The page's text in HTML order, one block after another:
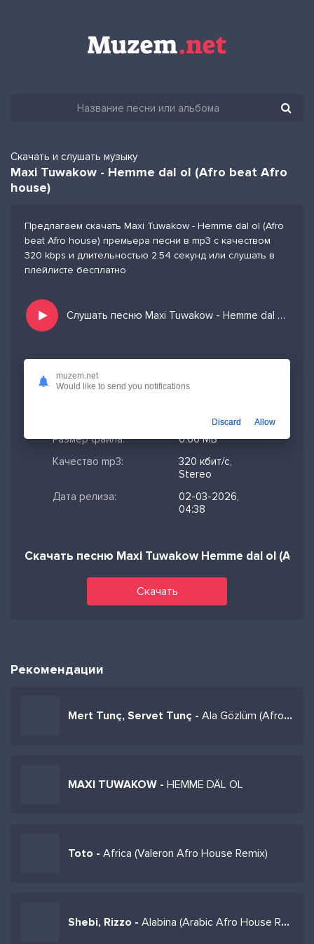
Скачать и слушать музыку
Maxi Tuwakow - Hemme dal ol (Afro beat Afro
house)
Предлагаем скачать Maxi Tuwakow - Hemme dal ol (Afro
beat Afro house) премьера песни в mp3 с качеством
320 kbps и длительностью 2:54 секунд или слушать в
плейлисте бесплатно
Слушать песню Maxi Tuwakow - Hemme dal ol (Afro beat Afro house) и добавить в избранных
Скачано:
Размер файла:
6.66 МБ
Качество mp3:
320 кбит/с,
Stereo
Дата релиза:
02-03-2026,
04:38
Скачать песню Maxi Tuwakow Hemme dal ol
Скачать
Рекомендации
Mert Tunç, Servet Tunç - Ala Gözlüm (Afro House)
MAXI TUWAKOW - HEMME DÄL OL
Toto - Africa (Valeron Afro House Remix)
Shebi, Rizzo - Alabina (Arabic Afro House Remix)
muzem.net
Would like to send you notifications
Discard Allow